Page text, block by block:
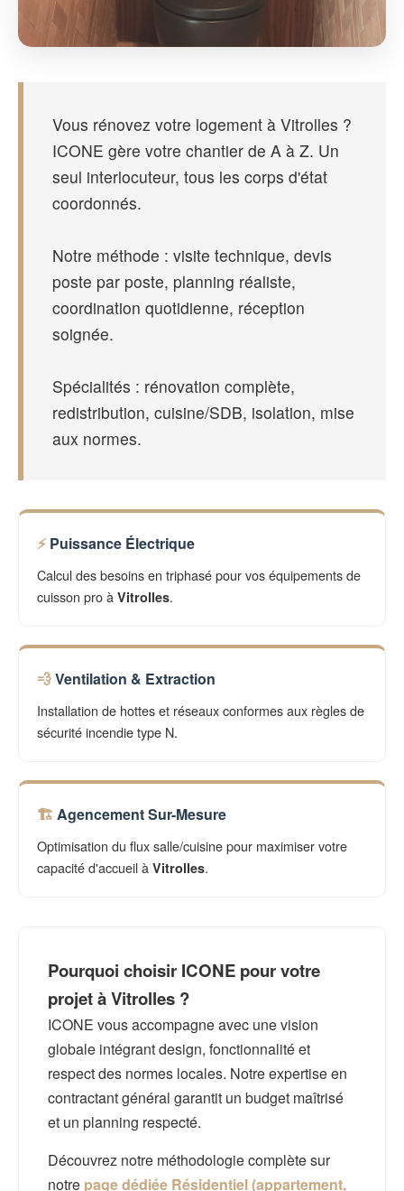
Vous rénovez votre logement à Vitrolles ?
ICONE gère votre chantier de A à Z. Un
seul interlocuteur, tous les corps d'état
coordonnés.
Notre méthode : visite technique, devis
poste par poste, planning réaliste,
coordination quotidienne, réception
soignée.
Spécialités : rénovation complète,
redistribution, cuisine/SDB, isolation, mise
aux normes.
Puissance Électrique
Calcul des besoins en triphasé pour vos équipements de
cuisson pro à Vitrolles.
Ventilation & Extraction
Installation de hottes et réseaux conformes aux règles de
sécurité incendie type N.
Agencement Sur-Mesure
Optimisation du flux salle/cuisine pour maximiser votre
capacité d'accueil à Vitrolles.
Pourquoi choisir ICONE pour votre
projet à Vitrolles ?
ICONE vous accompagne avec une vision
globale intégrant design, fonctionnalité et
respect des normes locales. Notre expertise en
contractant général garantit un budget maîtrisé
et un planning respecté.
Découvrez notre méthodologie complète sur
notre page dédiée Résidentiel (appartement,